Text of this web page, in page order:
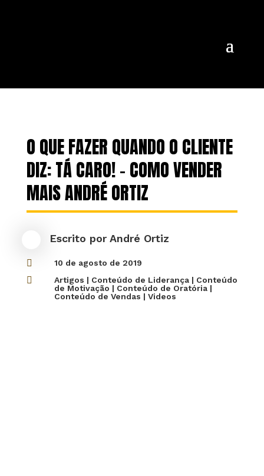
O QUE FAZER QUANDO O CLIENTE
DIZ: TÁ CARO! – COMO VENDER
MAIS ANDRÉ ORTIZ
Escrito por André Ortiz
 10 de agosto de 2019
 Artigos | Conteúdo de Liderança| Conteúdo
de Motivação | Conteúdo de Oratória|
Conteúdo de Vendas | Videos